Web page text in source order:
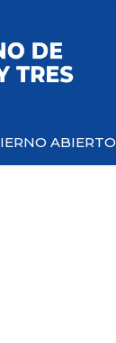
ABIERTO